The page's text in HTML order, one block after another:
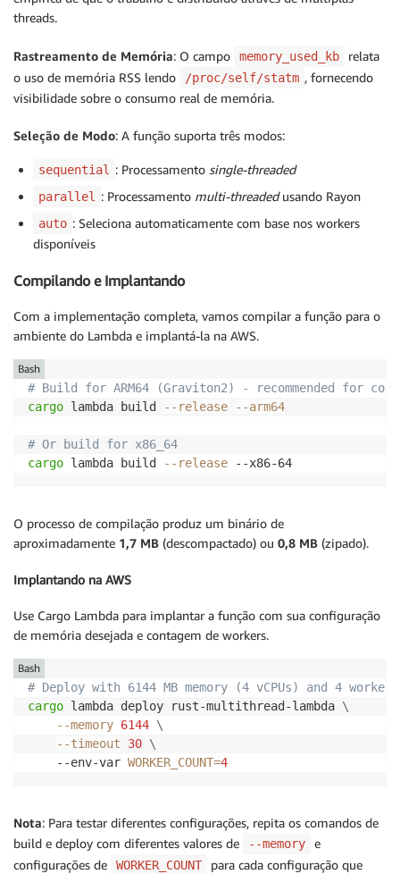
// Process items in parallel using Rayon's work-
fn process_parallel(items: Vec<String>) ->
let thread_ids:
        .par_iter()
            hash_password(item)
        })
let threads_used =
    results
        .map(|r| (r, threads_used))
.map_err(|e| Box::new(e) as Box<dyn
// Get worker count from env var or detect CPUs,
pub fn get_worker_count() -> usize {
if let Ok(count) =
            return count.clamp(1, 6);
    num_cpus::get().clamp(1, 6)
}
// Initialize Rayon global thread pool (only once
pub fn init_thread_pool(workers: usize) {
    INIT.call_once(|| {
        let _ = rayon::ThreadPoolBuilder::new()
            .num_threads(workers)
            .build_global();
    });
}
// Read RSS memory from /proc/self/statm (Linux
fn get_memory_usage_kb() -> u64 {
.and_then(|s|
        .map(|pages| pages * 4)
        .unwrap_or(0)
threads.
Rastreamento de Memória: O campo memory_used_kb
relata
o uso de memória RSS lendo
/proc/self/statm , fornecendo
visibilidade sobre o consumo real de memória.
Seleção de Modo: A função suporta três modos:
sequential : Processamento single-threaded
parallel : Processamento multi-threadedusando Rayon
auto : Seleciona automaticamente com base nos workers
disponíveis
Compilando e Implantando
Com a implementação completa, vamos compilar a função para o
ambiente do Lambda e implantá-la na AWS.
# Build for ARM64 (Graviton2) - recommended for
cargo lambda build --release --arm64
# Or build for x86_64
cargo lambda build --release --x86-64
Bash
O processo de compilação produz um binário de
aproximadamente 1,7 MB (descompactado) ou 0,8 MB (zipado).
Implantando na AWS
Use Cargo Lambda para implantar a função com sua configuração
de memória desejada e contagem de workers.
# Deploy with 6144 MB memory (4 vCPUs) and 4 workers
cargo lambda deploy rust-multithread-lambda \
--memory 6144 \
--timeout
30 \
    --env-var
WORKER_COUNT=4
Bash
Nota: Para testar diferentes configurações, repita os comandos de
build e deploy com diferentes valores de
--memory
e
configurações de
WORKER_COUNT para cada configuração que